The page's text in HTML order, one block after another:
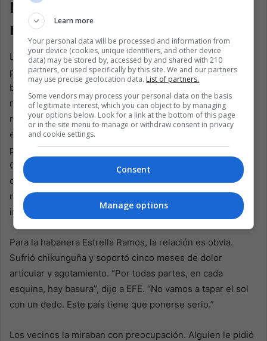
Mosquitos, migración y la
región
La salud pública es donde la crisis se vuelve más
peligrosa. Contenedores desbordados y calles llenas de
basura crean áreas ideales para la proliferación de
mosquitos que transmiten chikunguña y dengue. Cuba
reconoció en 2025 que sufría una epidemia de estas
enfermedades, aunque las autoridades dejaron de
publicar cifras a finales del año pasado. Según la
Organización Panamericana de la Salud, usando datos
oficiales, 65 personas han muerto en la crisis sanitaria,
más de la mitad menores de edad, y 81,909 han resultado
infectadas.
Para la habanera Estrella Ramos, la relación es obvia.
Sufrió chikunguña y soportó cinco meses de dolor
articular y agotamiento. “Por todas partes, en cada
esquina, hay basura”, dijo a EFE. “No vamos a tapar el sol
con un dedo. Este país tiene que ponerse serio.”
Los vecinos la miraban con preocupación. Alguien le pidió
Learn more
Your personal data will be processed and information from
your device (cookies, unique identifiers, and other device
data) may be stored by, accessed by and shared with 210
partners, or used specifically by this site. We and our partners
may use precise geolocation data. List of partners.
Some vendors may process your personal data on the basis
of legitimate interest, which you can object to by managing
your options below. Look for a link at the bottom of this page
or in the site menu to manage or withdraw consent in privacy
and cookie settings.
Consent
Manage options